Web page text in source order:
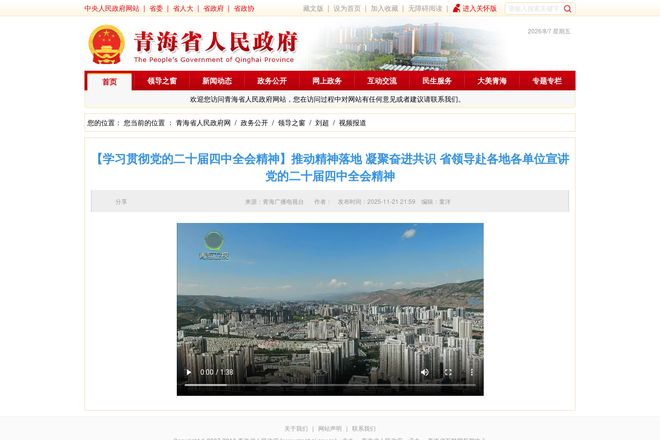
中央人民政府网站 | 省委 | 省人大 | 省政府 | 省政协 藏文版 |设为首页 | 加入收藏 |无障碍阅读 | 进入关怀版
2026/8/7 星期五
首页
欢迎您访问青海省人民政府网站，您在访问过程中对网站有任何意见或者建议请联系我们。
领导之窗 新闻动态 政务公开 网上政务 互动交流 民生服务 大美青海 专题专栏
您的位置： 您当前的位置 ： 青海省人民政府网 / 政务公开 / 领导之窗 / 刘超 / 视频报道
【学习贯彻党的二十届四中全会精神】推动精神落地 凝聚奋进共识 省领导赴各地各单位宣讲
党的二十届四中全会精神
来源：青海广播电视台 作者： 发布时间：2025-11-21 21:59 编辑：童洋
分享
关于我们 | 网站声明 | 联系我们